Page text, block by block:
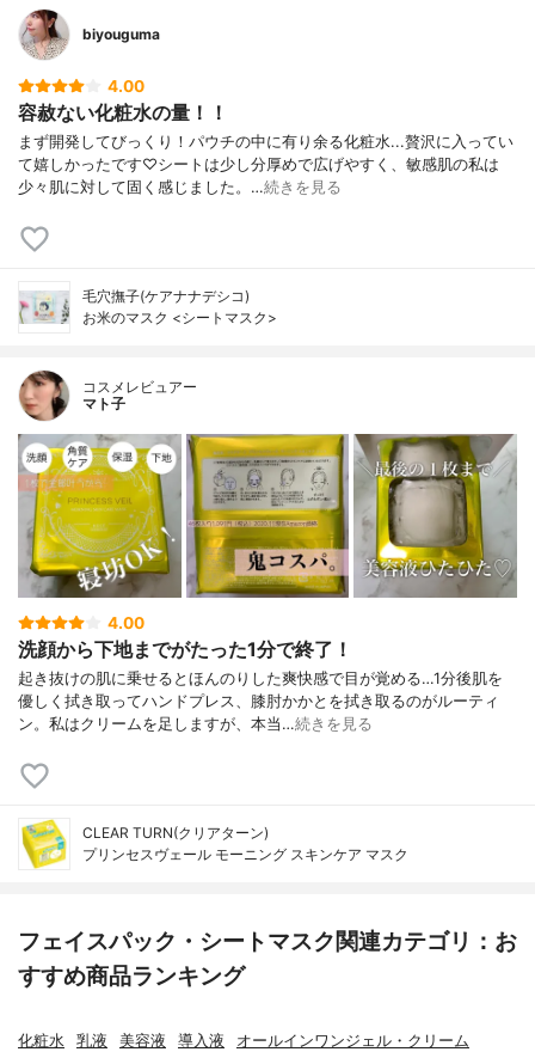
biyouguma
4.00
容赦ない化粧水の量！！
まず開発してびっくり！パウチの中に有り余る化粧水...贅沢に入ってい
て嬉しかったです♡シートは少し分厚めで広げやすく、敏感肌の私は
少々肌に対して固く感じました。…続きを見る
毛穴撫子(ケアナナデシコ)
お米のマスク <シートマスク>
コスメレビュアー
マト子
4.00
洗顔から下地までがたった1分で終了！
起き抜けの肌に乗せるとほんのりした爽快感で目が覚める…1分後肌を
優しく拭き取ってハンドプレス、膝肘かかとを拭き取るのがルーティ
ン。私はクリームを足しますが、本当…続きを見る
CLEAR TURN(クリアターン)
プリンセスヴェール モーニング スキンケア マスク
フェイスパック・シートマスク関連カテゴリ：お
すすめ商品ランキング
化粧水 乳液 美容液 導入液 オールインワンジェル・クリーム